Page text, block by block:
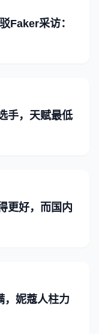
Faker采访：
手，天赋最低
更好，而国内
，妮蔻人柱力